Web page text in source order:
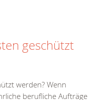
geschützt
werden? Wenn
berufliche Aufträge